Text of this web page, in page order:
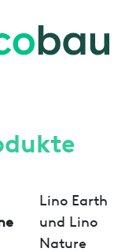
Lino Earth
und Lino
Nature